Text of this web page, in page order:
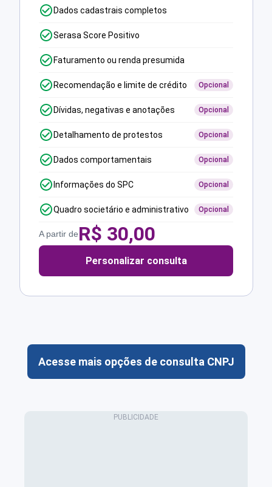
Dados cadastrais completos
Serasa Score Positivo
Faturamento ou renda presumida
Recomendação e limite de crédito Opcional
Dívidas, negativas e anotações Opcional
Detalhamento de protestos Opcional
Dados comportamentais Opcional
Informações do SPC Opcional
Quadro societário e administrativo Opcional
A partir deR$ 30,00
Personalizar consulta
Acesse mais opções de consulta CNPJ